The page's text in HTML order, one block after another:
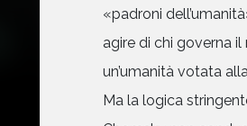
«padroni
agire di chi governa
un’umanità votata
Ma la logica